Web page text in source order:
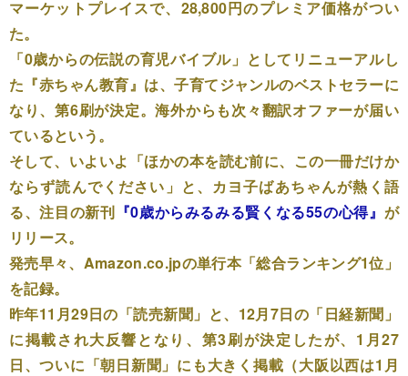
マーケットプレイスで、28,800円のプレミア価格がつい
た。
「0歳からの伝説の育児バイブル」としてリニューアルし
た『赤ちゃん教育』は、子育てジャンルのベストセラーに
なり、第6刷が決定。海外からも次々翻訳オファーが届い
ているという。
そして、いよいよ「ほかの本を読む前に、この一冊だけか
ならず読んでください」と、カヨ子ばあちゃんが熱く語
る、注目の新刊 『0歳からみるみる賢くなる55の心得』 が
リリース。
発売早々、Amazon.co.jpの単行本「総合ランキング1位」
を記録。
昨年11月29日の「読売新聞」と、12月7日の「日経新聞」
に掲載され大反響となり、第3刷が決定したが、1月27
日、ついに「朝日新聞」にも大きく掲載（大阪以西は1月